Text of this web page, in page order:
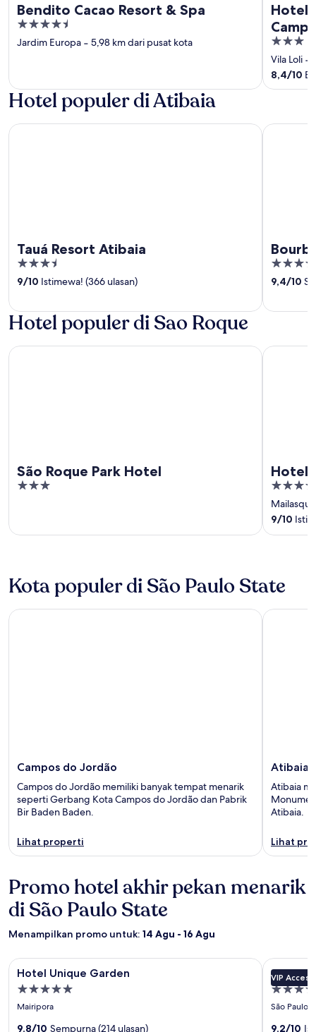
Bendito Cacao Resort & Spa
4.5
out
Jardim Europa ‐ 5,98 km dari pusat kota
Hotel
3
out
of
5
Vila Loli ‐
8,4/10
Hotel populer di Atibaia
Tauá Resort Atibaia
3.5
out
5
9/10 Istimewa! (366 ulasan)
Tauá Resort Atibaia
5
out
5
9,4/10
Bourbon
Hotel populer di Sao Roque
São Roque Park Hotel
3
5
São Roque Park Hotel
Hotel
4.5
out
of
5
Mailasqui
9/10
Hotel Villa
Kota populer di São Paulo State
Campos do Jordão
Campos do Jordão memiliki banyak tempat menarik
seperti Gerbang Kota Campos do Jordão dan Pabrik
Bir Baden Baden.
Lihat properti
Campos do Jordão
Atibaia
Atibaia
Atibaia.
Lihat
Atibaia
Promo hotel akhir pekan menarik
di São Paulo State
Menampilkan promo untuk: 14 Agu - 16 Agu
Galeri
foto
Hotel
Unique
Hotel Unique Garden
Properti
bintang
Mairipora
9.8/10 Sempurna (214 ulasan)
Hotel Unique Garden
Galeri
foto
George
VIP Access
George
Properti
bintang
São Paulo
9.2/10
George V